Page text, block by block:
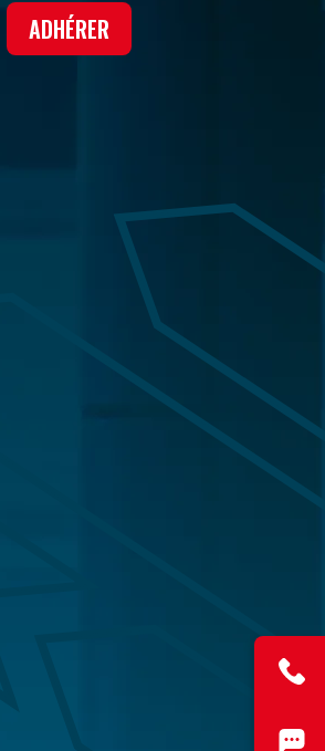
ADHÉRER